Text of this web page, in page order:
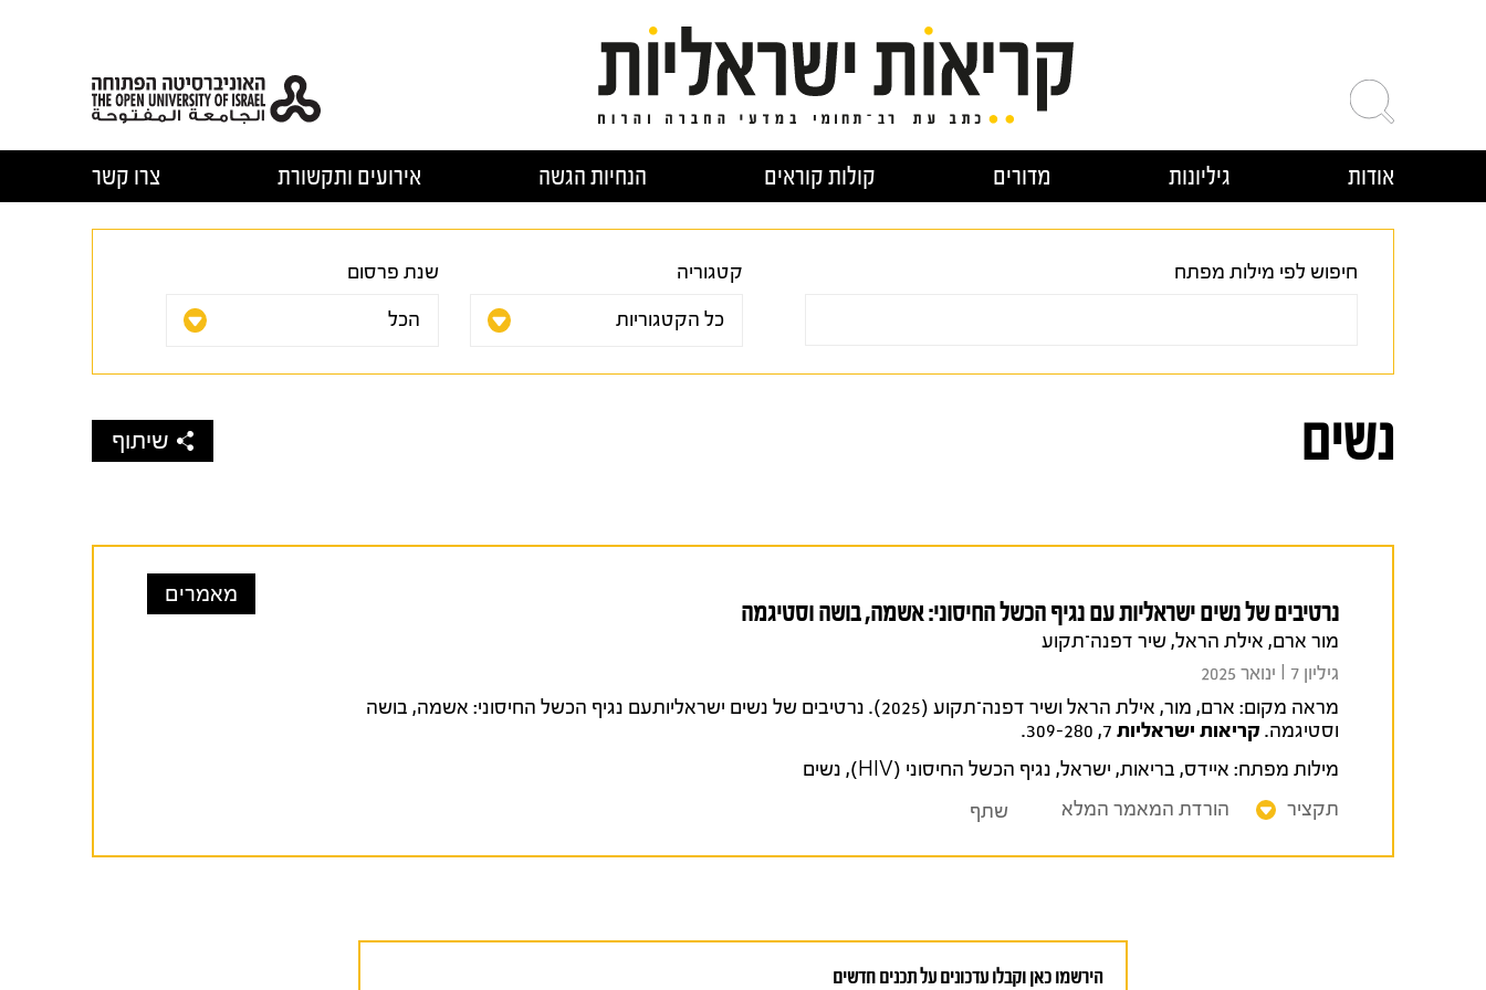
אודות גיליונות מדורים קולות קוראים הנחיות הגשה אירועים ותקשורת צרו קשר
חיפוש לפי מילות מפתח קטגוריה שנת פרסום
נשים שיתוף
מאמרים
נרטיבים של נשים ישראליות עם נגיף הכשל החיסוני: אשמה, בושה וסטיגמה
מור ארם, אילת הראל, שיר דפנה־תקוע
גיליון 7 I ינואר 2025
מראה מקום:
ארם, מור, אילת הראל ושיר דפנה־תקוע (2025). נרטיבים של נשים ישראליותעם נגיף הכשל החיסוני: אשמה, בושה
וסטיגמה.קריאות ישראליות
מילות מפתח: איידס, בריאות, ישראל, נגיף הכשל החיסוני (HIV) , נשים
תקציר
הורדת המאמר המלא שתף
הירשמו כאן וקבלו עדכונים על תכנים חדשים